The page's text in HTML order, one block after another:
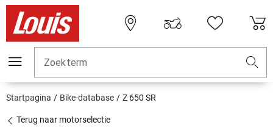
Zoekterm
Startpagina Bike-database Z 650 SR
Terug naar motorselectie